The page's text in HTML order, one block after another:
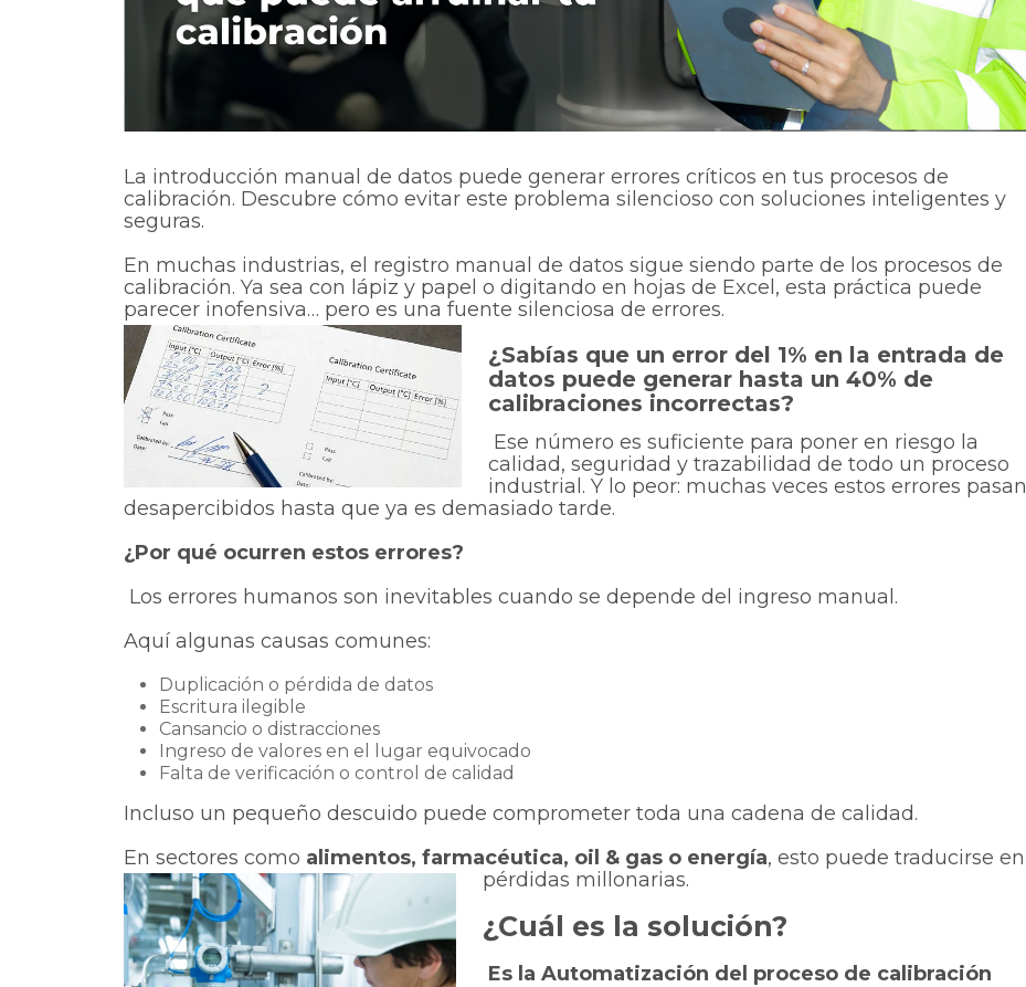
La introducción manual de datos puede generar errores críticos en tus procesos de
calibración. Descubre cómo evitar este problema silencioso con soluciones inteligentes y
seguras.
En muchas industrias, el registro manual de datos sigue siendo parte de los procesos de
calibración. Ya sea con lápiz y papel o digitando en hojas de Excel, esta práctica puede
parecer inofensiva… pero es una fuente silenciosa de errores.
¿Sabías que un error del 1% en la entrada de
datos puede generar hasta un 40% de
calibraciones incorrectas?
Ese número es suficiente para poner en riesgo la
calidad, seguridad y trazabilidad de todo un proceso
industrial. Y lo peor: muchas veces estos errores pasan
desapercibidos hasta que ya es demasiado tarde.
¿Por qué ocurren estos errores?
Los errores humanos son inevitables cuando se depende del ingreso manual.
Aquí algunas causas comunes:
Duplicación o pérdida de datos
Escritura ilegible
Cansancio o distracciones
Ingreso de valores en el lugar equivocado
Falta de verificación o control de calidad
Incluso un pequeño descuido puede comprometer toda una cadena de calidad.
En sectores como alimentos, farmacéutica, oil & gas o energía, esto puede traducirse en
pérdidas millonarias.
¿Cuál es la solución?
Es la Automatización del proceso de calibración